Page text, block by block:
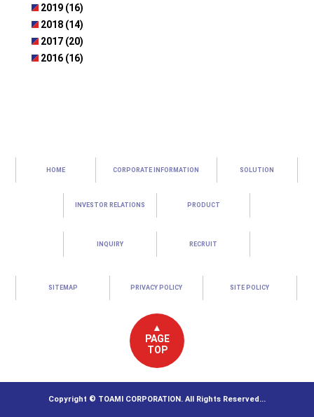
2019 (16)
2018 (14)
2017 (20)
2016 (16)
HOME CORPORATE INFORMATION SOLUTION
INVESTOR RELATIONS PRODUCT
INQUIRY RECRUIT
SITEMAP PRIVACY POLICY SITE POLICY
▲
PAGE
TOP
Copyright © TOAMI CORPORATION. All Rights Reserved...